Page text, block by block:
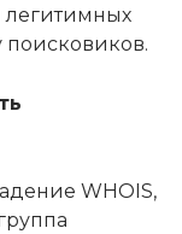
поисковиков.
WHOIS,